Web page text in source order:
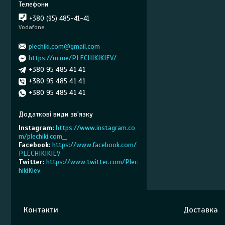
+380 (95) 485-41-41
Vodafone
plechiki.com@gmail.com
https://m.me/PLECHIKIKIEV/
+380 95 485 41 41
+380 95 485 41 41
+380 95 485 41 41
Instagram https://www.instagram.co
m/plechiki.com__
Facebook https://www.facebook.com/
PLECHIKIKIEV
Twitter https://www.twitter.com/Plec
hikiKiev
Контакти Доставка